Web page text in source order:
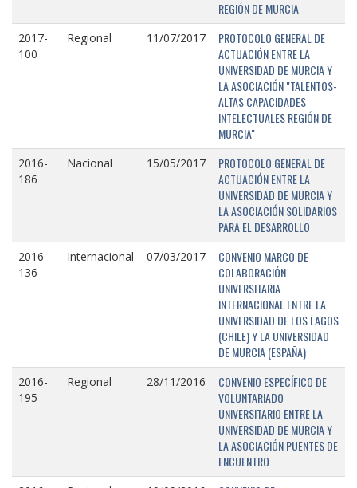
REGIÓN DE MURCIA
2017-
100
Regional 11/07/2017
PROTOCOLO GENERAL DE
ACTUACIÓN ENTRE LA
UNIVERSIDAD DE MURCIA Y
LA ASOCIACIÓN "TALENTOS-
ALTAS CAPACIDADES
INTELECTUALES REGIÓN DE
MURCIA"
2016-
186
Nacional 15/05/2017
PROTOCOLO GENERAL DE
ACTUACIÓN ENTRE LA
UNIVERSIDAD DE MURCIA Y
LA ASOCIACIÓN SOLIDARIOS
PARA EL DESARROLLO
2016-
136
Internacional 07/03/2017
CONVENIO MARCO DE
COLABORACIÓN
UNIVERSITARIA
INTERNACIONAL ENTRE LA
UNIVERSIDAD DE LOS LAGOS
(CHILE) Y LA UNIVERSIDAD
DE MURCIA (ESPAÑA)
2016-
195
Regional 28/11/2016
CONVENIO ESPECÍFICO DE
VOLUNTARIADO
UNIVERSITARIO ENTRE LA
UNIVERSIDAD DE MURCIA Y
LA ASOCIACIÓN PUENTES DE
ENCUENTRO